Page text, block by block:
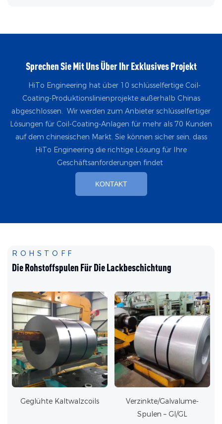
Sprechen Sie Mit Uns Über Ihr Exklusives Projekt
HiTo Engineering hat über 10 schlüsselfertige Coil-
Coating-Produktionslinienprojekte außerhalb Chinas
abgeschlossen. Wir werden zum Anbieter schlüsselfertiger
Lösungen für Coil-Coating-Anlagen für mehr als 70 Kunden
auf dem chinesischen Markt. Sie können sicher sein, dass
HiTo Engineering die richtige Lösung für Ihre
Geschäftsanforderungen findet
KONTAKT
ROHSTOFF
Die Rohstoffspulen Für Die Lackbeschichtung
Geglühte Kaltwalzcoils
Verzinkte/Galvalume-
Spulen – GI/GL